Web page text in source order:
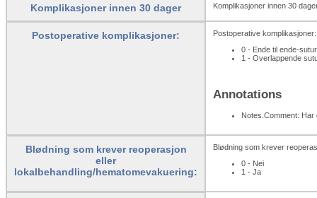
Komplikasjoner innen 30 dager Komplikasjoner innen 30
Postoperative komplikasjoner:
Postoperative
0 - Ende til ende-sutur
1 - Overlappende
Annotations
Notes.Comment:
Blødning som krever reoperasjon
eller
lokalbehandling/hematomevakuering:
Blødning som krever
0 - Nei
1 - Ja